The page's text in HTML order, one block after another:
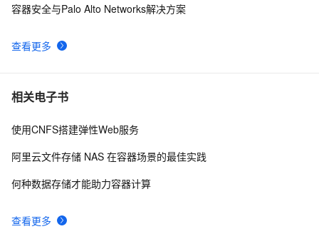
查看更多
容器安全与Palo Alto Networks解决方案
相关电子书
查看更多
使用CNFS搭建弹性Web服务
阿里云文件存储 NAS 在容器场景的最佳实践
何种数据存储才能助力容器计算